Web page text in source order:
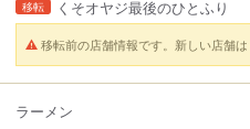
移転 くそオヤジ最後のひとふり
移転前の店舗情報です。新しい店舗は
ラーメン